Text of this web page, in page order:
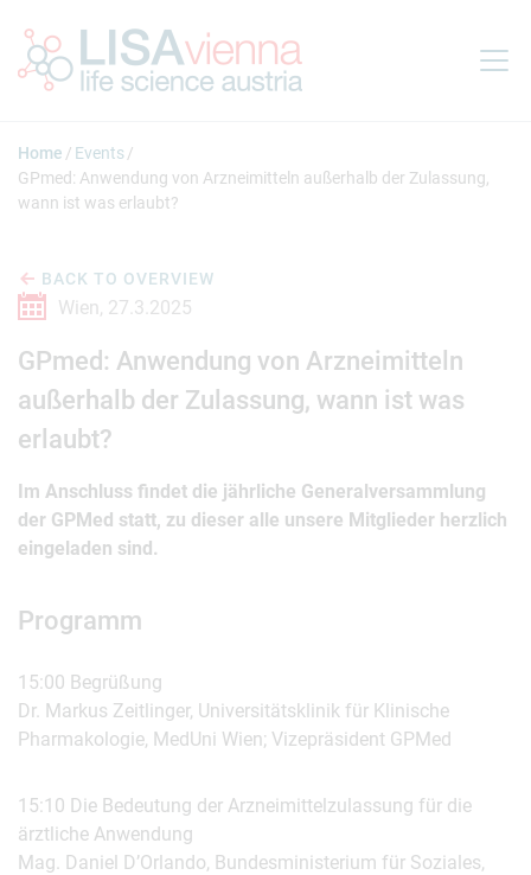
Home
Events
GPmed: Anwendung von Arzneimitteln außerhalb der Zulassung,
wann ist was erlaubt?
BACK TO OVERVIEW
Wien, 27.3.2025
GPmed: Anwendung von Arzneimitteln
außerhalb der Zulassung, wann ist was
erlaubt?
Im Anschluss findet die jährliche Generalversammlung
der GPMed statt, zu dieser alle unsere Mitglieder herzlich
eingeladen sind.
Programm
15:00 Begrüßung
Dr. Markus Zeitlinger, Universitätsklinik für Klinische
Pharmakologie, MedUni Wien; Vizepräsident GPMed
15:10 Die Bedeutung der Arzneimittelzulassung für die
ärztliche Anwendung
Mag. Daniel D’Orlando, Bundesministerium für Soziales,